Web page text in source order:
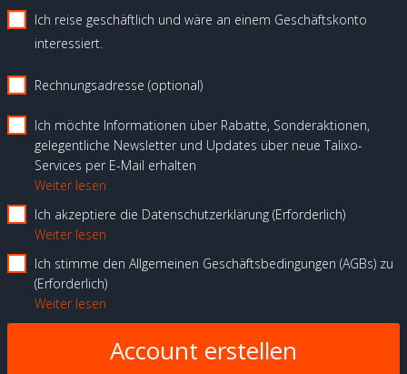
Ich reise geschäftlich und wäre an einem Geschäftskonto
interessiert.
Rechnungsadresse (optional)
Ich möchte Informationen über Rabatte, Sonderaktionen,
gelegentliche Newsletter und Updates über neue Talixo-
Services per E-Mail erhalten
Weiter lesen
Ich akzeptiere die Datenschutzerklärung Erforderlich
Weiter lesen
Ich stimme den Allgemeinen Geschäftsbedingungen (AGBs) zu
Erforderlich
Weiter lesen